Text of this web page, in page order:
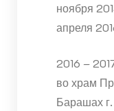
ноября
апреля
2016 –
во храм
Барашах